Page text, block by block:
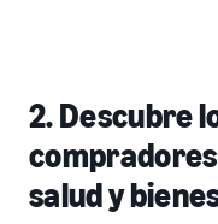
2. Descubre
salud y